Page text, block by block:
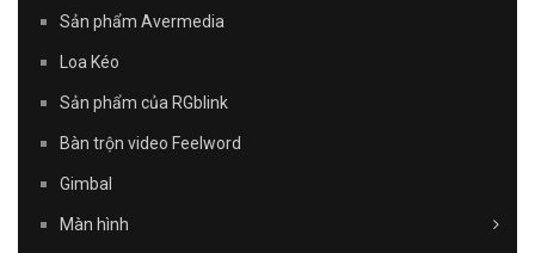
Sản phẩm Avermedia
Loa Kéo
Sản phẩm của RGblink
Bàn trộn video Feelword
Gimbal
Màn hình